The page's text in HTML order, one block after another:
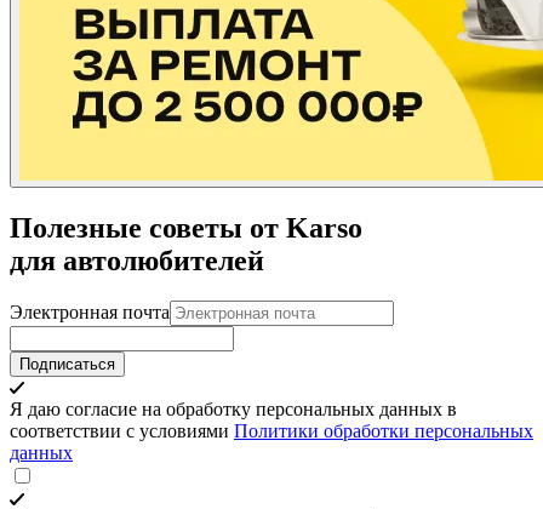
Полезные советы от Karso
для автолюбителей
Электронная почта
Подписаться
Я даю согласие на обработку персональных данных в
соответствии с условиями Политики обработки персональных
данных